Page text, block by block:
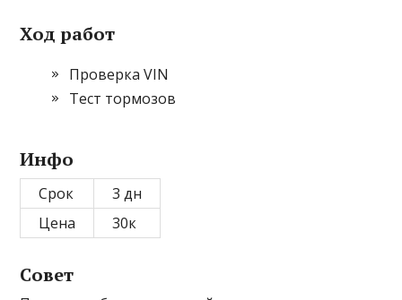
Ход работ
Проверка VIN
Тест тормозов
Инфо
Срок
3 дн
Цена
30к
Совет